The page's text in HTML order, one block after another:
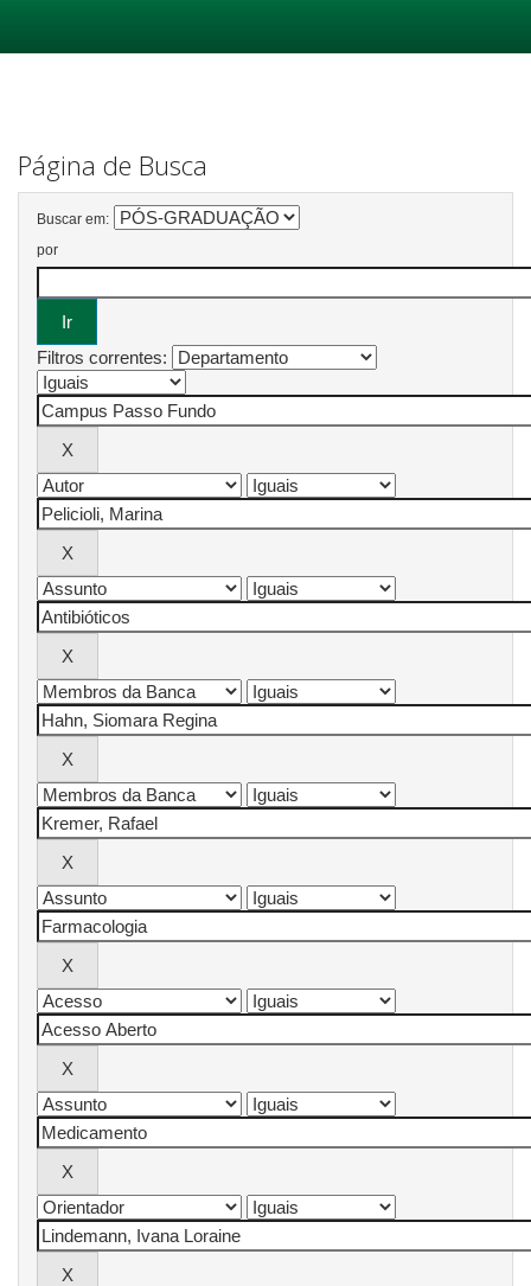
Página de Busca
Buscar em:
por
Filtros correntes: